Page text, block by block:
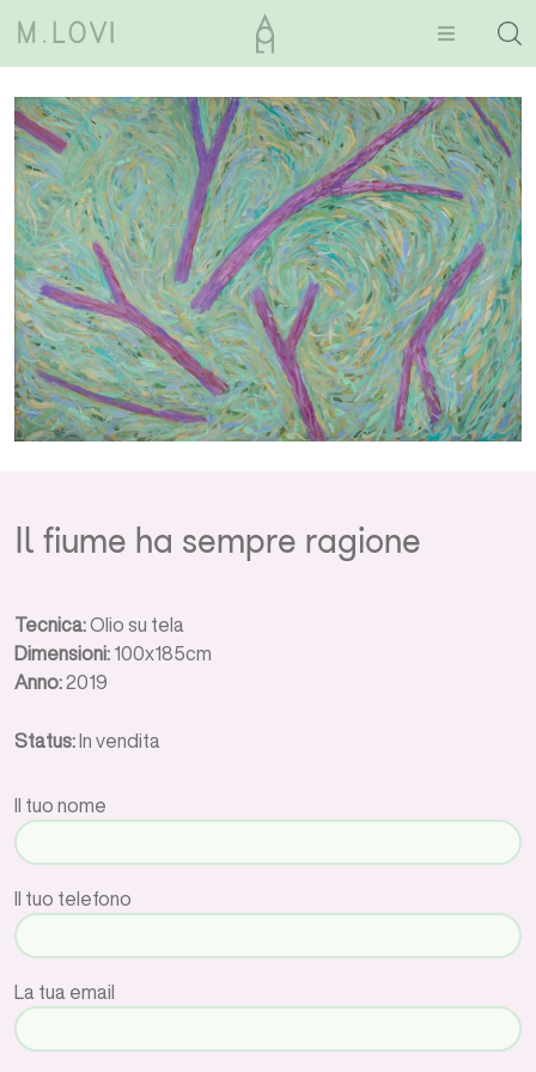
Il fiume ha sempre ragione
Tecnica:Olio su tela
Dimensioni: 100x185cm
Anno: 2019
Status: In vendita
Il tuo nome
Il tuo telefono
La tua email